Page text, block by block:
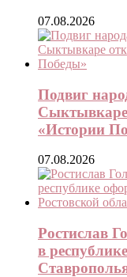
07.08.2026
Подвиг
«Истории
07.08.2026
Ростислав
в